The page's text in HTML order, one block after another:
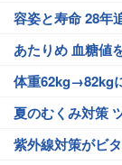
容姿と寿命 28年
あたりめ 血糖値
体重62kg→82kg
夏のむくみ対策
紫外線対策がビ